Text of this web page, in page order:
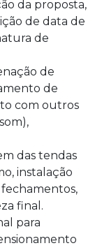
da proposta,
de data de
de
de
de
com outros
das tendas
instalação
final.
para